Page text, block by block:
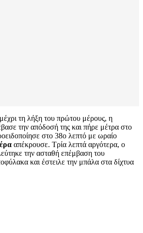
τη λήξη του πρώτου μέρους, η
την απόδοσή της και πήρε μέτρα στο
στο 38ο λεπτό με ωραίο
απέκρουσε. Τρία λεπτά αργότερα, ο
την ασταθή επέμβαση του
και έστειλε την μπάλα στα δίχτυα